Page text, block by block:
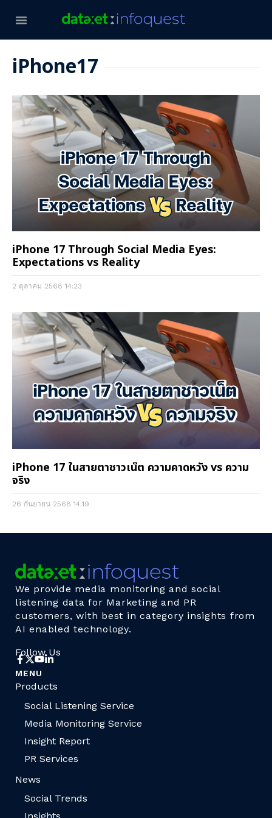
iPhone17
iPhone 17 Through Social Media Eyes:
Expectations vs Reality
2 ตุลาคม 2568 14:23
iPhone 17 ในสายตาชาวเน็ต ความคาดหวัง vs ความ
จริง
26 กันยายน 2568 14:19
We provide media monitoring and social
listening data for Marketing and PR
customers, with best in category insights from
AI enabled technology.
Follow Us
MENU
Products
Social Listening Service
Media Monitoring Service
Insight Report
PR Services
News
Social Trends